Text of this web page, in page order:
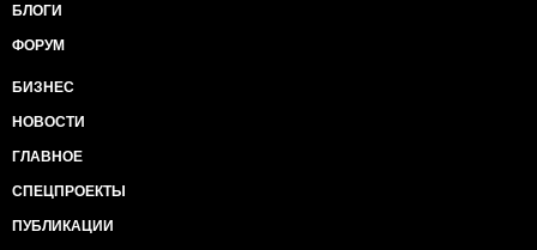
БЛОГИ
ФОРУМ
БИЗНЕС
НОВОСТИ
ГЛАВНОЕ
СПЕЦПРОЕКТЫ
ПУБЛИКАЦИИ